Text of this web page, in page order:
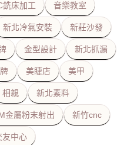
銑床加工 音樂教室
新北冷氣安裝 新莊沙發
金型設計 新北抓漏
美睫店 美甲
相親 新北素料
金屬粉末射出 新竹cnc
友中心